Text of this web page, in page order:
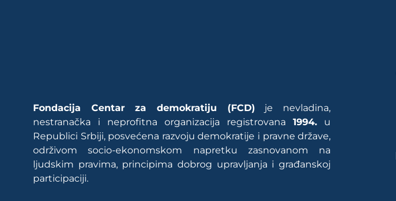
Fondacija Centar za demokratiju (FCD) je nevladina,
nestranačka i neprofitna organizacija registrovana1994. u
Republici Srbiji, posvećena razvoju demokratije i pravne države,
održivom socio-ekonomskom napretku zasnovanom na
ljudskim pravima, principima dobrog upravljanja i građanskoj
participaciji.